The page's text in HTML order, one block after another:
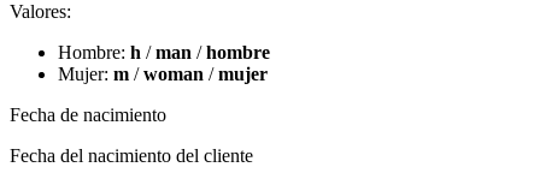
Valores:
Hombre: h /man /hombre
Mujer: m /woman /mujer
Fecha de nacimiento
Fecha del nacimiento del cliente